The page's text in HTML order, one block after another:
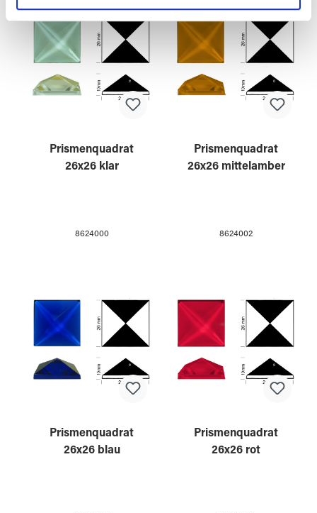
Partner führen diese Informationen möglicherweise mit
weiteren Daten zusammen, die Sie ihnen bereitgestellt
haben oder die sie im Rahmen Ihrer Nutzung der Dienste
gesammelt haben.
Prismenquadrat
26x26 klar
8624000
Prismenquadrat
26x26 mittelamber
8624002
Prismenquadrat
26x26 blau
Prismenquadrat
26x26 rot